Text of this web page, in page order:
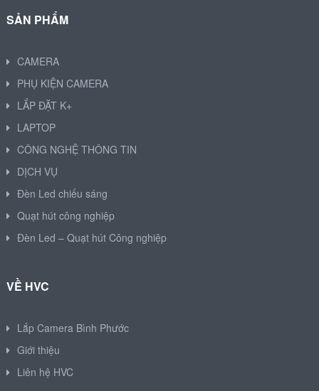
SẢN PHẨM
CAMERA
PHỤ KIỆN CAMERA
LẮP ĐẶT K+
LAPTOP
CÔNG NGHỆ THÔNG TIN
DỊCH VỤ
Đèn Led chiếu sáng
Quạt hút công nghiệp
Đèn Led – Quạt hút Công nghiệp
VỀ HVC
Lắp Camera Bình Phước
Giới thiệu
Liên hệ HVC